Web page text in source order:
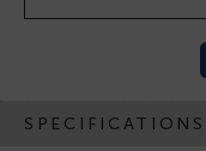
SPECIFICATIONS